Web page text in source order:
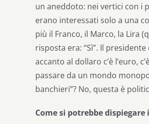
un aneddoto: nei vertici con i
erano interessati solo a una
più il Franco, il Marco, la Lira
risposta era: “Sì”. Il
accanto al dollaro c’è l’euro,
passare da un mondo
banchieri”? No, questa è
Come si potrebbe